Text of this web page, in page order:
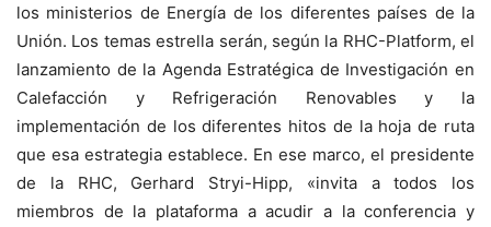
los ministerios de Energía de los diferentes países de la
Unión. Los temas estrella serán, según la RHC-Platform, el
lanzamiento de la Agenda Estratégica de Investigación en
Calefacción y Refrigeración Renovables y la
implementación de los diferentes hitos de la hoja de ruta
que esa estrategia establece. En ese marco, el presidente
de la RHC, Gerhard Stryi-Hipp, «invita a todos los
miembros de la plataforma a acudir a la conferencia y